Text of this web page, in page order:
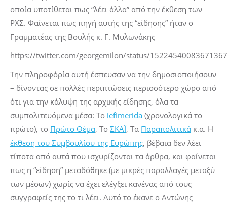
οποία υποτίθεται πως “λέει άλλα” από την έκθεση των
ΡΧΣ. Φαίνεται πως πηγή αυτής της “είδησης” ήταν ο
Γραμματέας της Βουλής κ. Γ. Μυλωνάκης
https://twitter.com/georgemilon/status/
Την πληροφόρία αυτή έσπευσαν να την δημοσιοποιήσουν
– δίνοντας σε πολλές περιπτώσεις περισσότερο χώρο από
ότι για την κάλυψη της αρχικής είδησης, όλα τα
συμπολιτευόμενα μέσα: Το iefimerida (χρονολογικά το
πρώτο), το Πρώτο Θέμα, Το ΣΚΑΪ, Τα Παραπολιτικά κ.α. Η
έκθεση του Συμβουλίου της Ευρώπης, βέβαια δεν λέει
τίποτα από αυτά που ισχυρίζονται τα άρθρα, και φαίνεται
πως η “είδηση” μεταδόθηκε (με μικρές παραλλαγές μεταξύ
των μέσων) χωρίς να έχει ελέγξει κανένας από τους
συγγραφείς της το τι λέει. Αυτό το έκανε ο Αντώνης